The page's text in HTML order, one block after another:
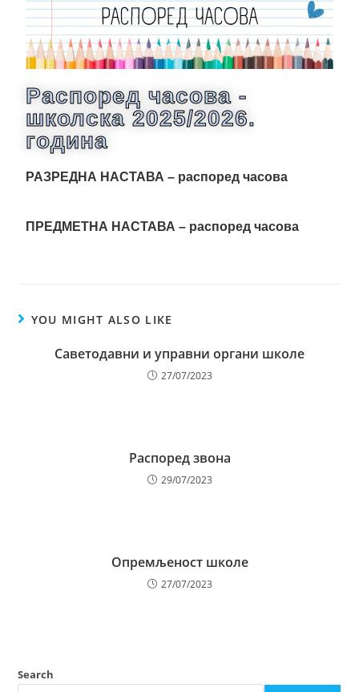
Распоред часова -
школска 2025/2026.
година
РАЗРЕДНА НАСТАВА – распоред часова
ПРЕДМЕТНА НАСТАВА – распоред часова
YOU MIGHT ALSO LIKE
Саветодавни и управни органи школе
27/07/2023
Распоред звона
29/07/2023
Опремљеност школе
27/07/2023
Search